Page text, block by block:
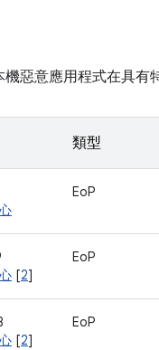
惡意應用程式在具有
類型
EoP
[2]
EoP
[2]
EoP